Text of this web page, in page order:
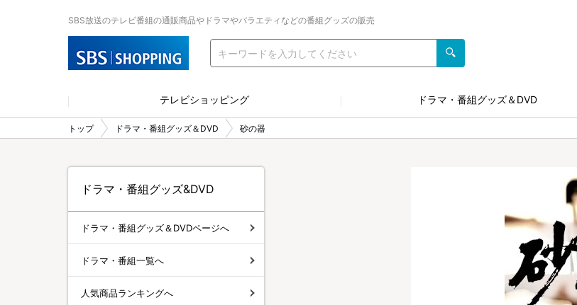
SBS放送のテレビ番組の通販商品やドラマやバラエティなどの番組グッズの販売
テレビショッピング ドラマ・番組グッズ＆DVD
トップ ドラマ・番組グッズ＆DVD 砂の器
ドラマ・番組グッズ&DVD
ドラマ・番組グッズ＆DVDページへ
ドラマ・番組一覧へ
人気商品ランキングへ